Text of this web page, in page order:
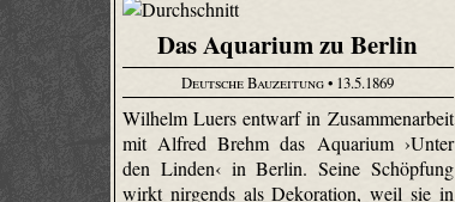
Das Aquarium zu Berlin
Deutsche Bauzeitung• 13.5.1869
Wilhelm Luers entwarf in Zusammenarbeit
mit Alfred Brehm das Aquarium ›Unter
den Linden‹ in Berlin. Seine Schöpfung
wirkt nirgends als Dekoration, weil sie in